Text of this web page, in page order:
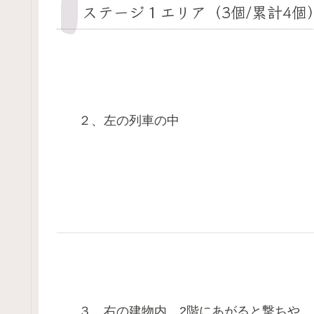
ステージ１エリア（3個/累計4個
２、左の列車の中
３、右の建物内、2階にあがると撃ちや